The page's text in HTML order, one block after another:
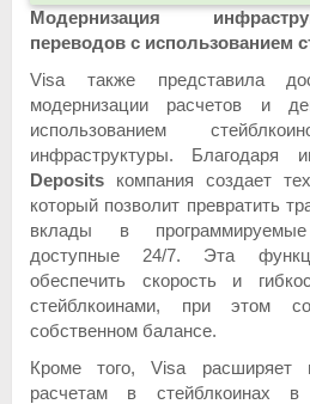
Модернизация
переводов с использованием
Visa также представила
модернизации расчетов и
использованием
инфраструктуры. Благодаря
Deposits компания создает
который позволит превратить
вклады в
доступные 24/7. Эта
обеспечить скорость и
стейблкоинами, при этом
собственном балансе.
Кроме того, Visa расширяет
расчетам в стейблкоинах в